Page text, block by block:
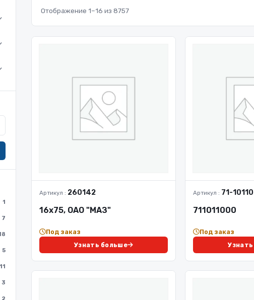
1
7
5
11
3
2
Отображение 1–16 из 8757
Артикул : 260142
16х75, ОАО "МАЗ"
Под заказ
Узнать больше
Артикул : 71-
711011000
Под заказ